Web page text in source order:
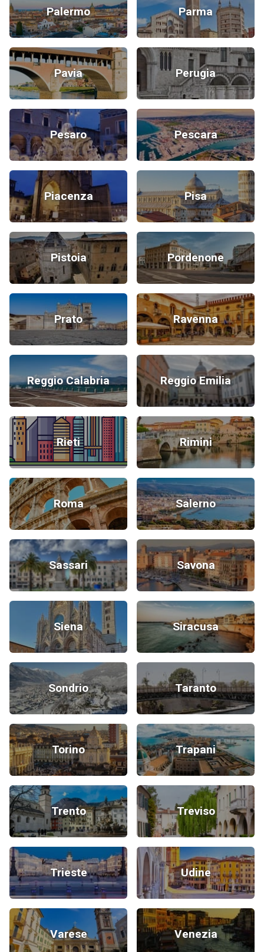
Palermo Parma
Pavia Perugia
Pesaro Pescara
Piacenza Pisa
Pistoia Pordenone
Prato Ravenna
Reggio Calabria Reggio Emilia
Rieti Rimini
Roma Salerno
Sassari Savona
Siena Siracusa
Sondrio Taranto
Torino Trapani
Trento Treviso
Trieste Udine
Varese Venezia